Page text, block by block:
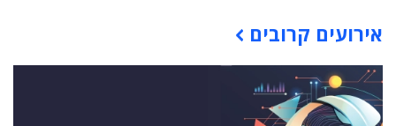
אירועים קרובים